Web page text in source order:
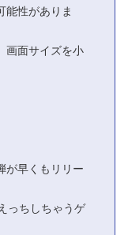
能性がありま
画面サイズを小
が早くもリリー
っちしちゃうゲ